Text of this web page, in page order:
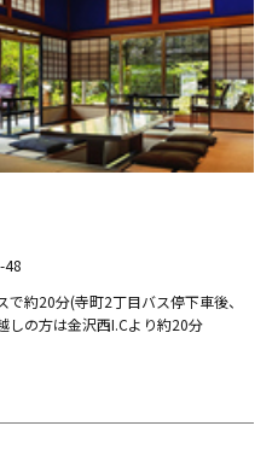
48
で約20分(寺町2丁目バス停下車後、
しの方は金沢西I.Cより約20分